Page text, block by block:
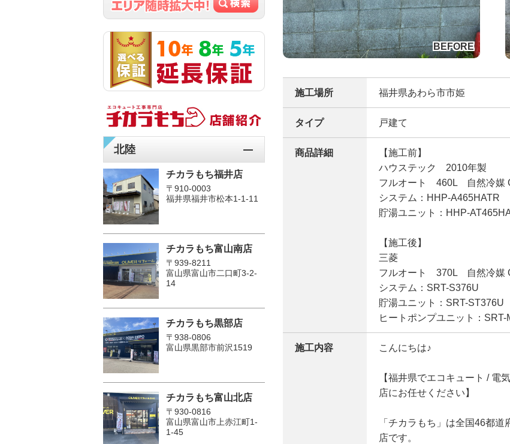
施工場所 福井県あわら市市姫
タイプ 戸建て
商品詳細
【施工前】
ハウステック 2010年製
フルオート 460L 自然冷媒
システム：HHP-A465HATR
貯湯ユニット：HHP-
【施工後】
三菱
フルオート 370L 自然冷媒
システム：SRT-S376U
貯湯ユニット：SRT-ST376U
ヒートポンプユニット：SRT-
施工内容 ​こんにちは♪
【福井県でエコキュート / 電
店にお任せください】
「チカラもち」は全国46都
店です。
北陸
チカラもち福井店
〒910-0003
福井県福井市松本1‐1-11
チカラもち富山南店
〒939-8211
富山県富山市二口町3-2-
14
チカラもち黒部店
〒938-0806
富山県黒部市前沢1519
チカラもち富山北店
〒930-0816
富山県富山市上赤江町1-
1-45